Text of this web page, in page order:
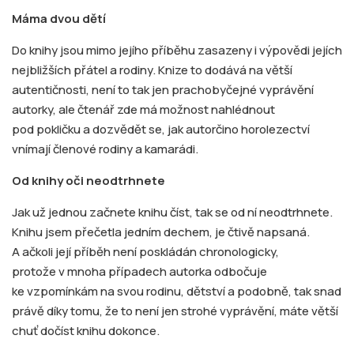
Máma dvou dětí
Do knihy jsou mimo jejího příběhu zasazeny i výpovědi jejích
nejbližších přátel a rodiny. Knize to dodává na větší
autentičnosti, není to tak jen prachobyčejné vyprávění
autorky, ale čtenář zde má možnost nahlédnout
pod pokličku a dozvědět se, jak autorčino horolezectví
vnímají členové rodiny a kamarádi.
Od knihy oči neodtrhnete
Jak už jednou začnete knihu číst, tak se od ní neodtrhnete.
Knihu jsem přečetla jedním dechem, je čtivě napsaná.
A ačkoli její příběh není poskládán chronologicky,
protože v mnoha případech autorka odbočuje
ke vzpomínkám na svou rodinu, dětství a podobně, tak snad
právě díky tomu, že to není jen strohé vyprávění, máte větší
chuť dočíst knihu dokonce.